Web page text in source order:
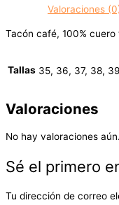
Valoraciones
Tacón café, 100%
Tallas 35, 36, 37, 38,
Valoraciones
No hay valoraciones aún.
Sé el primero
Tu dirección de correo